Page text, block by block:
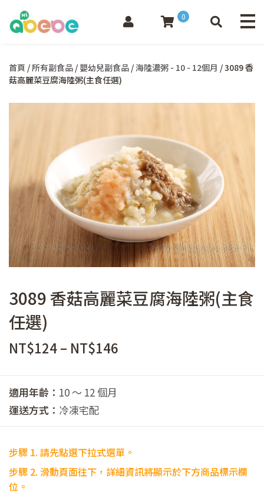
0
首頁 / 所有副食品 / 嬰幼兒副食品 /海陸濃粥 - 10 - 12個月 / 3089 香
菇高麗菜豆腐海陸粥(主食任選)
3089 香菇高麗菜豆腐海陸粥(主食
任選)
NT$124– NT$146
到
NT$146
適用年齡： 10 ～ 12 個月
運送方式： 冷凍宅配
步驟 1. 請先點選下拉式選單。
步驟 2. 滑動頁面往下，詳細資訊將顯示於下方商品標示欄
位。